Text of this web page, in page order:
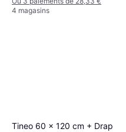
4 magasins
Tineo 60 x 120 cm + Drap